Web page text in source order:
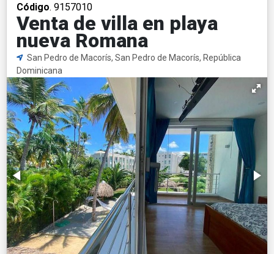
Código. 9157010
Venta de villa en playa
nueva Romana
San Pedro de Macorís, San Pedro de Macorís, República
Dominicana